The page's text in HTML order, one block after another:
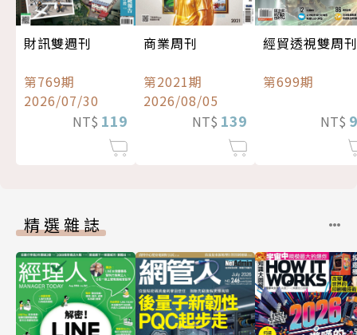
財訊雙週刊
第769期
2026/07/30
NT$ 119
商業周刊
第2021期
2026/08/05
NT$ 139
經貿透視雙周刊
第699期
NT$
精選雜誌